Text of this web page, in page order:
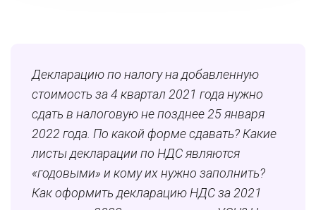
Декларацию по налогу на добавленную
стоимость за 4 квартал 2021 года нужно
сдать в налоговую не позднее 25 января
2022 года. По какой форме сдавать? Какие
листы декларации по НДС являются
«годовыми» и кому их нужно заполнить?
Как оформить декларацию НДС за 2021